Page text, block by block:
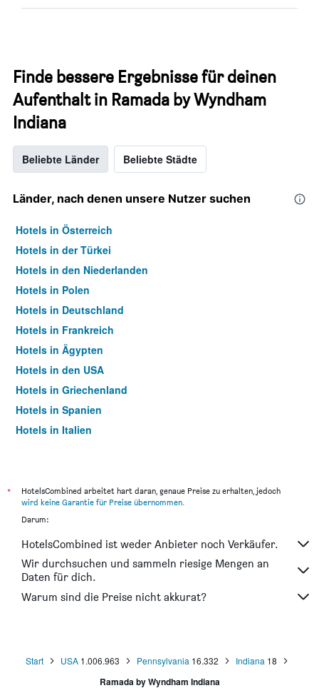
Finde bessere Ergebnisse für deinen
Aufenthalt in Ramada by Wyndham
Indiana
Beliebte Länder Beliebte Städte
Länder, nach denen unsere Nutzer suchen
Hotels in Österreich
Hotels in der Türkei
Hotels in den Niederlanden
Hotels in Polen
Hotels in Deutschland
Hotels in Frankreich
Hotels in Ägypten
Hotels in den USA
Hotels in Griechenland
Hotels in Spanien
Hotels in Italien
*
HotelsCombined arbeitet hart daran, genaue Preise zu erhalten, jedoch
wird keine Garantie für Preise übernommen.
Darum:
HotelsCombined ist weder Anbieter noch Verkäufer.
Wir durchsuchen und sammeln riesige Mengen an
Daten für dich.
Warum sind die Preise nicht akkurat?
Start USA 1.006.963 Pennsylvania 16.332 Indiana 18
Ramada by Wyndham Indiana